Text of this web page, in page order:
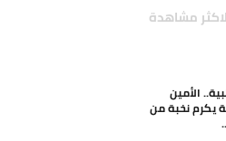
مشاهدة
الأمين
يكرم نخبة من